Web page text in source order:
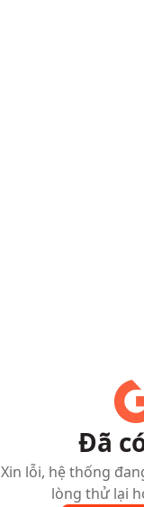
Đã
Xin lỗi, hệ thống
lòng thử lại